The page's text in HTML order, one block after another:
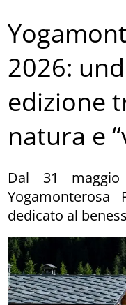
2026:
edizione
natura e
Dal 31
dedicato al